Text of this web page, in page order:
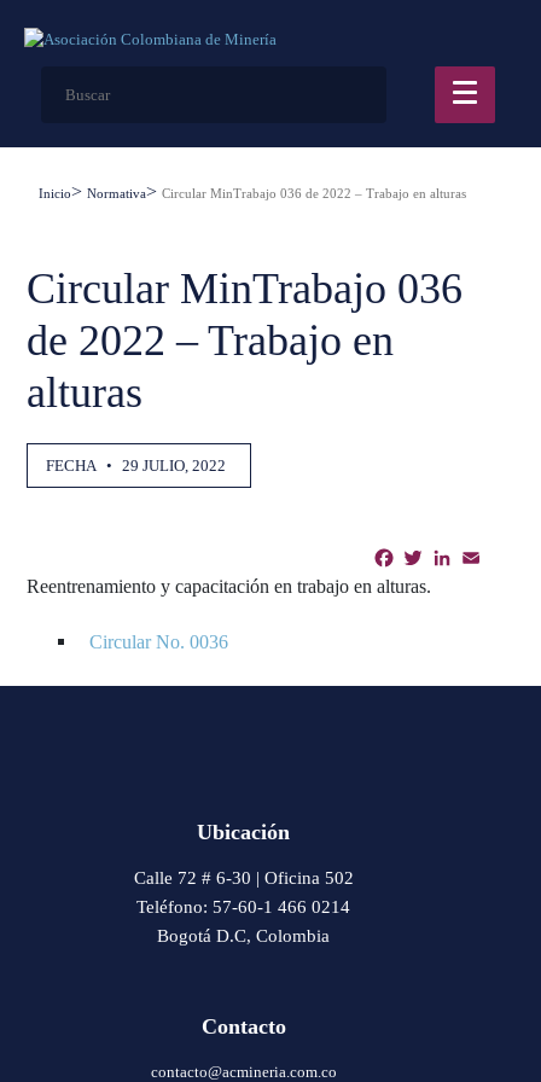
Inicio Normativa Circular MinTrabajo 036 de 2022 – Trabajo en alturas
Circular MinTrabajo 036
de 2022 – Trabajo en
alturas
FECHA • 29 JULIO, 2022
FacebookTwitterLinkedIn
Reentrenamiento y capacitación en trabajo en alturas.
Circular No. 0036
Ubicación
Calle 72 # 6-30 | Oficina 502
Teléfono: 57-60-1 466 0214
Bogotá D.C, Colombia
Contacto
contacto@acmineria.com.co